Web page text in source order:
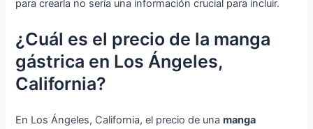
para crearla no sería una información crucial para incluir.
¿Cuál es el precio de la manga
gástrica en Los Ángeles,
California?
En Los Ángeles, California, el precio de unamanga